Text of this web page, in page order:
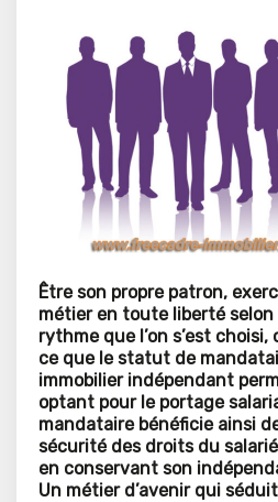
Être son propre patron,
métier en toute liberté selon
rythme que l’on s’est choisi,
ce que le statut de
immobilier indépendant
optant pour le portage
mandataire bénéficie ainsi
sécurité des droits du
en conservant son
Un métier d’avenir qui